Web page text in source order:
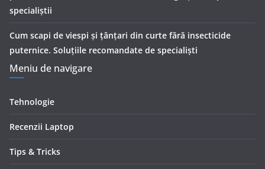
specialiştii
Cum scapi de viespi și țânțari din curte fără insecticide
puternice. Soluțiile recomandate de specialiști
Meniu de navigare
Tehnologie
Recenzii Laptop
Tips & Tricks